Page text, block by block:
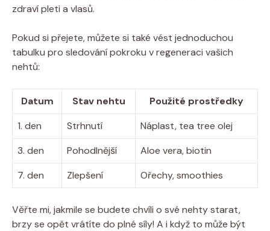
zdraví pleti a vlasů.
Pokud si přejete, můžete si také vést jednoduchou
tabulku pro sledování pokroku v regeneraci vašich
nehtů:
Datum Stav nehtu
Použité prostředky
1. den
Strhnutí
Náplast, tea tree olej
3. den
Pohodlnější
Aloe vera, biotin
7. den
Zlepšení Ořechy, smoothies
Věřte mi, jakmile se budete chvíli o své nehty starat,
brzy se opět vrátíte do plné síly! A i když to může být